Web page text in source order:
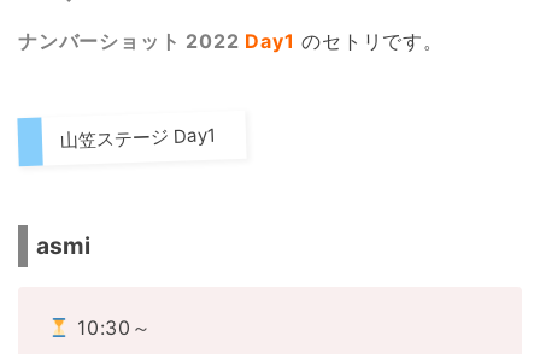
ナンバーショット 2022 Day1 のセトリです。
山笠ステージ Day1
asmi
10:30～